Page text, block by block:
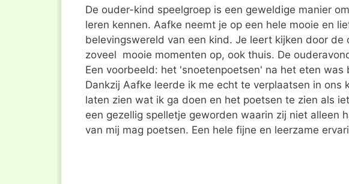
De ouder-kind speelgroep is een geweldige manier
leren kennen. Aafke neemt je op een hele mooie en
belevingswereld van een kind. Je leert kijken door
zoveel mooie momenten op, ook thuis. De
Een voorbeeld: het 'snoetenpoetsen' na het eten was
Dankzij Aafke leerde ik me echt te verplaatsen in ons
laten zien wat ik ga doen en het poetsen te zien als
een gezellig spelletje geworden waarin zij niet alleen
van mij mag poetsen. Een hele fijne en leerzame